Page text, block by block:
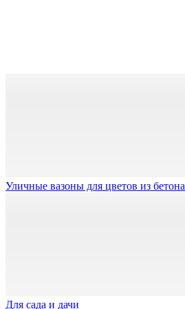
Уличные вазоны для цветов из бетона
Для сада и дачи